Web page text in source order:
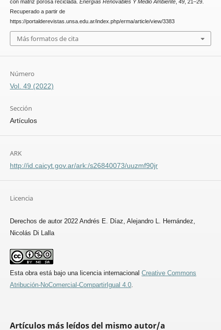
con matriz porosa reciclada. Energías Renovables Y Medio Ambiente, 49, 21–29.
Recuperado a partir de
https://portalderevistas.unsa.edu.ar/index.php/erma/article/view/3383
Más formatos de cita
Número
Vol. 49 (2022)
Sección
Artículos
ARK
http://id.caicyt.gov.ar/ark:/s26840073/uuzmf90jr
Licencia
Derechos de autor 2022 Andrés E. Díaz, Alejandro L. Hernández,
Nicolás Di Lalla
Esta obra está bajo una licencia internacional Creative Commons
Atribución-NoComercial-CompartirIgual 4.0.
Artículos más leídos del mismo autor/a